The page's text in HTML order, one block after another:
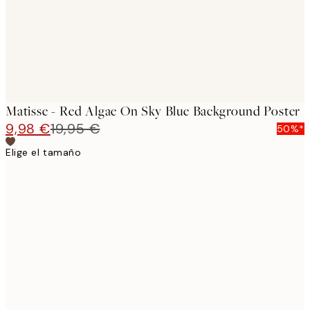
Matisse - Red Algae On Sky Blue Background Poster
9,98 €19,95 €
50%*
Elige el tamaño